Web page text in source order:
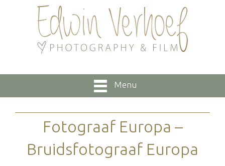
Menu
Fotograaf Europa –
Bruidsfotograaf Europa